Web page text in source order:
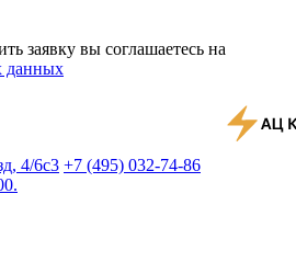
заявку вы соглашаетесь на
данных
4/6с3 +7 (495) 032-74-86